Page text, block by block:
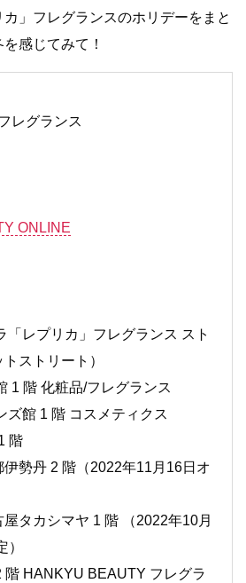
」フレグランスのホリデーをまと
感じてみて！
レグランス
ONLINE
「レプリカ」フレグランス スト
ストリート）
1 階 化粧品/フレグランス
ズ館 1 階 コスメティクス
階
伊勢丹 2 階（2022年11月16日オ
屋タカシマヤ 1 階 （2022年10月
階 HANKYU BEAUTY フレグラ